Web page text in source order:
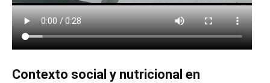
Contexto social y nutricional en